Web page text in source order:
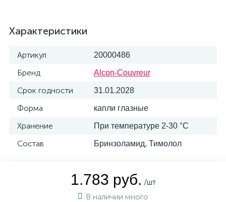
Характеристики
Артикул 20000486
Бренд Alcon-Couvreur
Срок годности 31.01.2028
Форма капли глазные
Хранение При температуре 2-30 °C
Состав Бринзоламид, Тимолол
1.783 руб. /шт
В наличии много